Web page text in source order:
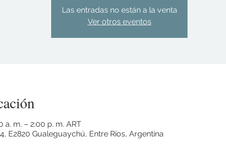
Las entradas no están a la venta
Ver otros eventos
a. m. – 2:00 p. m. ART
E2820 Gualeguaychú, Entre Ríos, Argentina